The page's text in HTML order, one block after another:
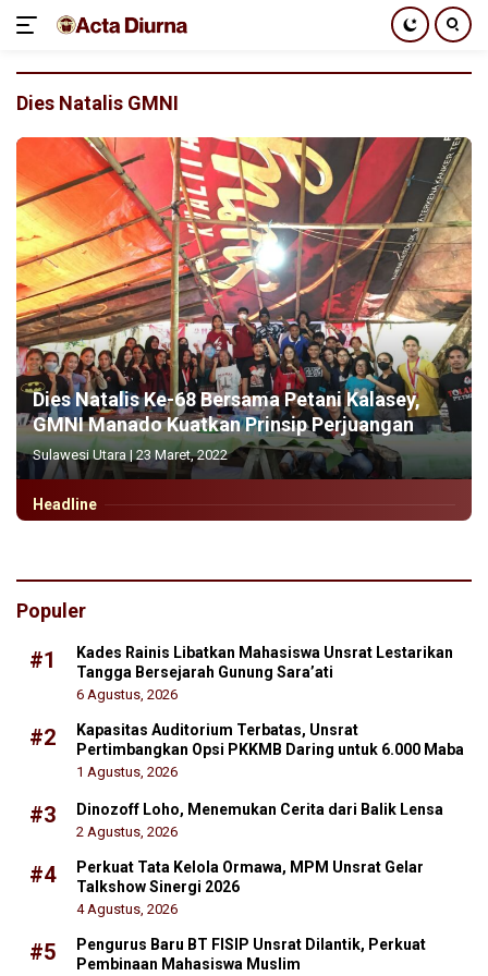
konten
Dies Natalis GMNI
Dies Natalis Ke-68 Bersama Petani Kalasey,
GMNI Manado Kuatkan Prinsip Perjuangan
Sulawesi Utara | 23 Maret, 2022
Headline
Populer
#1
Kades Rainis Libatkan Mahasiswa Unsrat Lestarikan
Tangga Bersejarah Gunung Sara’ati
6 Agustus, 2026
#2
Kapasitas Auditorium Terbatas, Unsrat
Pertimbangkan Opsi PKKMB Daring untuk 6.000 Maba
1 Agustus, 2026
#3 Dinozoff Loho, Menemukan Cerita dari Balik Lensa
2 Agustus, 2026
#4
Perkuat Tata Kelola Ormawa, MPM Unsrat Gelar
Talkshow Sinergi 2026
4 Agustus, 2026
#5
Pengurus Baru BT FISIP Unsrat Dilantik, Perkuat
Pembinaan Mahasiswa Muslim